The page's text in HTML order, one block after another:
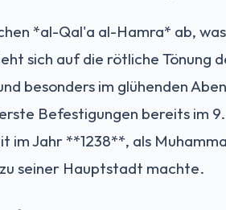
*al-Qal'a al-Hamra* ab,
sich auf die rötliche Tönung
besonders im glühenden
Befestigungen bereits im
Jahr **1238**, als
seiner Hauptstadt machte.